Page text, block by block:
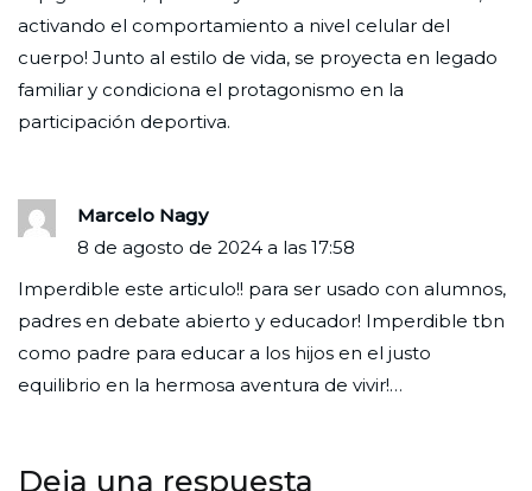
activando el comportamiento a nivel celular del
cuerpo! Junto al estilo de vida, se proyecta en legado
familiar y condiciona el protagonismo en la
participación deportiva.
Marcelo Nagy
8 de agosto de 2024 a las 17:58
Imperdible este articulo!! para ser usado con alumnos,
padres en debate abierto y educador! Imperdible tbn
como padre para educar a los hijos en el justo
equilibrio en la hermosa aventura de vivir!…
Deja una respuesta